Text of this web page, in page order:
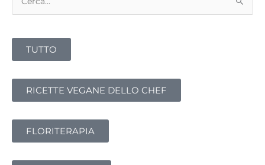
r
TUTTO
RICETTE VEGANE DELLO CHEF
FLORITERAPIA